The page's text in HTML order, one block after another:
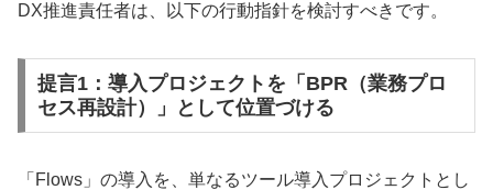
DX推進責任者は、以下の行動指針を検討すべきです。
提言1：導入プロジェクトを「BPR（業務プロ
セス再設計）」として位置づける
「Flows」の導入を、単なるツール導入プロジェクトとし